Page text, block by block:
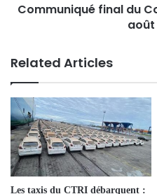
Communiqué final du
août
Related Articles
Les taxis du CTRI débarquent :